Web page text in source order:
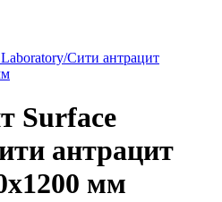
Сити антрацит
Surface
антрацит
мм